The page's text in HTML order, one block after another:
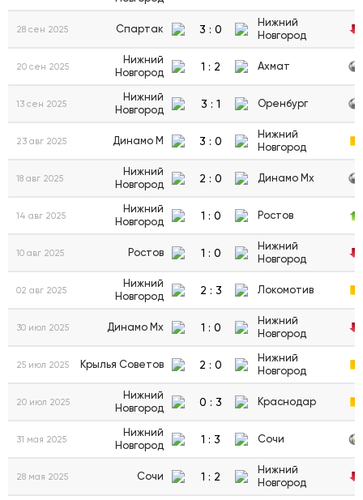
28 сен 2025 Спартак 3 : 0
Нижний
Новгород
20 сен 2025
Нижний
Новгород
1 : 2 Ахмат
13 сен 2025
Нижний
Новгород
3 : 1 Оренбург
23 авг 2025 Динамо М 3 : 0
Нижний
Новгород
18 авг 2025
Нижний
Новгород
2 : 0 Динамо Мх
14 авг 2025
Нижний
Новгород
1 : 0 Ростов
10 авг 2025 Ростов 1 : 0
Нижний
Новгород
02 авг 2025
Нижний
Новгород
2 : 3 Локомотив
30 июл 2025 Динамо Мх 1 : 0
Нижний
Новгород
25 июл 2025 Крылья Советов 2 : 0
Нижний
Новгород
20 июл 2025
Нижний
Новгород
0 : 3 Краснодар
31 мая 2025
Нижний
Новгород
1 : 3 Сочи
28 мая 2025 Сочи 1 : 2
Нижний
Новгород